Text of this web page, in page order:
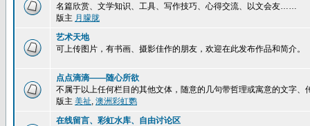
名篇欣赏、文学知识、工具、写作技巧、心得交流、以文会友……
版主 月朦胧
艺术天地
可上传图片，有书画、摄影佳作的朋友，欢迎在此发布作品和简介。
点点滴滴——随心所欲
不属于以上任何栏目的其他文体，随意的几句带哲理或寓意的文字
版主 美祉, 澳洲彩虹鹦
在线留言、彩虹水库、自由讨论区